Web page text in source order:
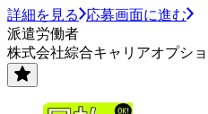
詳細を見る
応募画面に進む
派遣労働者
株式会社綜合キャリアオプシ